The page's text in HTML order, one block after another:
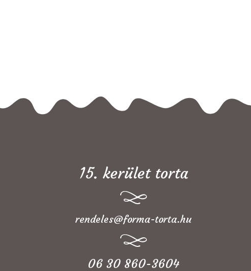
15. kerület torta
rendeles@forma-torta.hu
06 30 860-3604